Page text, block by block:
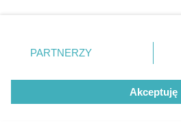
zmienić/wycofać klikając przycisk
znajdujący się w lewym dolnym
rodzaje przetwarzania danych nie
użytkownika, ale masz prawo
przetwarzaniu. Preferencje będą
PARTNERZY
Akceptuję